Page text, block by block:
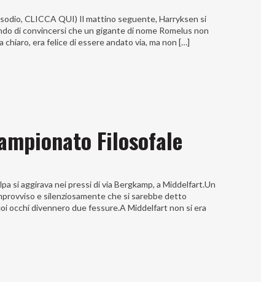
CLICCA QUI) Il mattino seguente, Harryksen si
di convincersi che un gigante di nome Romelus non
era felice di essere andato via, ma non […]
Filosofale
si aggirava nei pressi di via Bergkamp, a Middelfart.Un
e silenziosamente che si sarebbe detto
occhi divennero due fessure.A Middelfart non si era